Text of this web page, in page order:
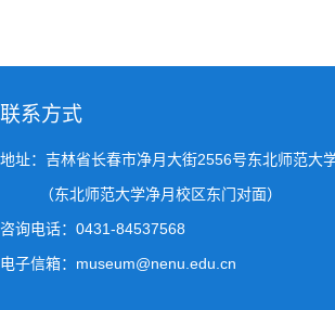
联系方式
地址：吉林省长春市净月大街2556号东北师范大
（东北师范大学净月校区东门对面）
咨询电话：0431-84537568
电子信箱：museum@nenu.edu.cn